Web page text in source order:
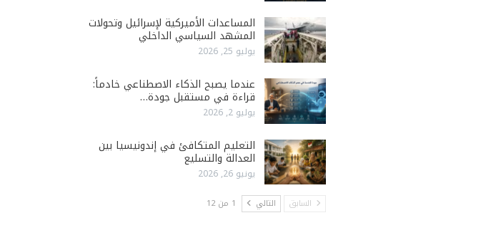
المساعدات الأميركية لإسرائيل وتحولات
المشهد السياسي الداخلي
يوليو 25, 2026
عندما يصبح الذكاء الاصطناعي خادماً:
قراءة في مستقبل جودة…
يوليو 2, 2026
التعليم المتكافئ في إندونيسيا بين
العدالة والتسليع
يونيو 26, 2026
السابق التالي 1 من 12